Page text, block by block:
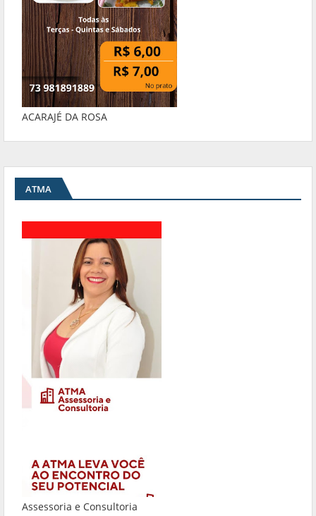
ACARAJÉ DA ROSA
ATMA
Assessoria e Consultoria